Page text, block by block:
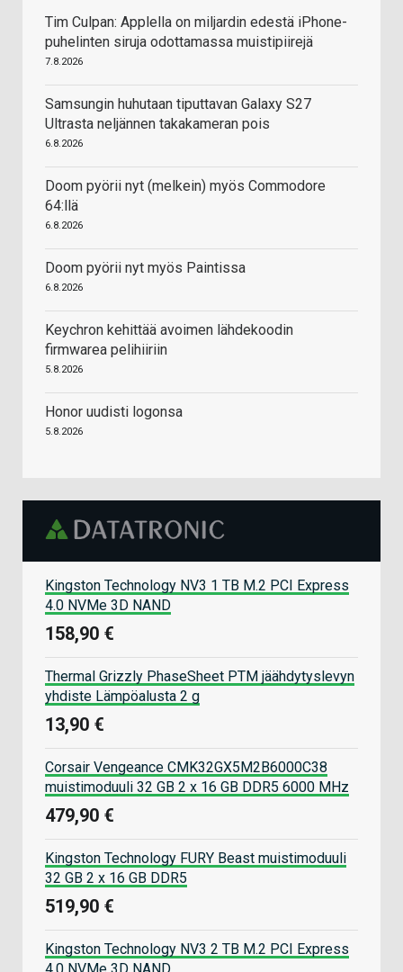
Tim Culpan: Applella on miljardin edestä iPhone-
puhelinten siruja odottamassa muistipiirejä
7.8.2026
Samsungin huhutaan tiputtavan Galaxy S27
Ultrasta neljännen takakameran pois
6.8.2026
Doom pyörii nyt (melkein) myös Commodore
64:llä
6.8.2026
Doom pyörii nyt myös Paintissa
6.8.2026
Keychron kehittää avoimen lähdekoodin
firmwarea pelihiiriin
5.8.2026
Honor uudisti logonsa
5.8.2026
Kingston Technology NV3 1 TB M.2 PCI Express
4.0 NVMe 3D NAND
158,90 €
Thermal Grizzly PhaseSheet PTM jäähdytyslevyn
yhdiste Lämpöalusta 2 g
13,90 €
Corsair Vengeance CMK32GX5M2B6000C38
muistimoduuli 32 GB 2 x 16 GB DDR5 6000 MHz
479,90 €
Kingston Technology FURY Beast muistimoduuli
32 GB 2 x 16 GB DDR5
519,90 €
Kingston Technology NV3 2 TB M.2 PCI Express